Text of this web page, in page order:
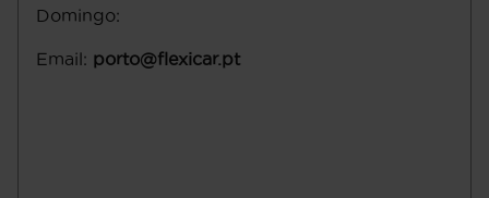
Domingo:
Email: porto@flexicar.pt